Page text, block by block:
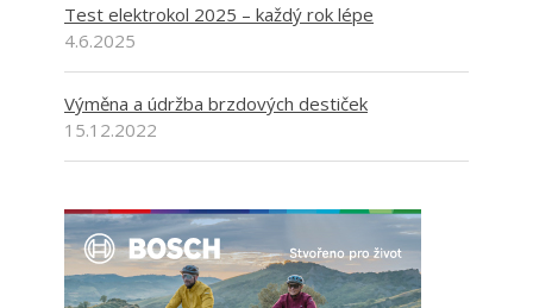
Test elektrokol 2025 – každý rok lépe
4.6.2025
Výměna a údržba brzdových destiček
15.12.2022